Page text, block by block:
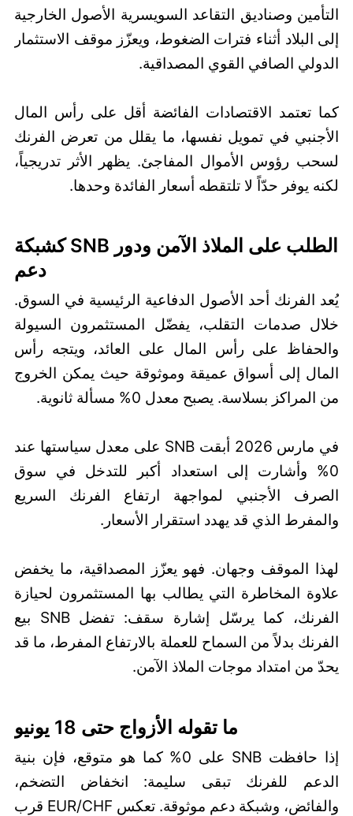
التأمين وصناديق التقاعد السويسرية الأصول الخارجية
إلى البلاد أثناء فترات الضغوط، ويعزّز موقف الاستثمار
الدولي الصافي القوي المصداقية.
كما تعتمد الاقتصادات الفائضة أقل على رأس المال
الأجنبي في تمويل نفسها، ما يقلل من تعرض الفرنك
لسحب رؤوس الأموال المفاجئ. يظهر الأثر تدريجياً،
لكنه يوفر حدّاً لا تلتقطه أسعار الفائدة وحدها.
الطلب على الملاذ الآمن ودور SNB كشبكة
دعم
يُعد الفرنك أحد الأصول الدفاعية الرئيسية في السوق.
خلال صدمات التقلب، يفضّل المستثمرون السيولة
والحفاظ على رأس المال على العائد، ويتجه رأس
المال إلى أسواق عميقة وموثوقة حيث يمكن الخروج
من المراكز بسلاسة. يصبح معدل 0% مسألة ثانوية.
في مارس 2026 أبقت SNB على معدل سياستها عند
0% وأشارت إلى استعداد أكبر للتدخل في سوق
الصرف الأجنبي لمواجهة ارتفاع الفرنك السريع
والمفرط الذي قد يهدد استقرار الأسعار.
لهذا الموقف وجهان. فهو يعزّز المصداقية، ما يخفض
علاوة المخاطرة التي يطالب بها المستثمرون لحيازة
الفرنك، كما يرسّل إشارة سقف: تفضل SNB بيع
الفرنك بدلاً من السماح للعملة بالارتفاع المفرط، ما قد
يحدّ من امتداد موجات الملاذ الآمن.
ما تقوله الأزواج حتى 18 يونيو
إذا حافظت SNB على 0% كما هو متوقع، فإن بنية
الدعم للفرنك تبقى سليمة: انخفاض التضخم،
والفائض، وشبكة دعم موثوقة. تعكس EUR/CHF قرب